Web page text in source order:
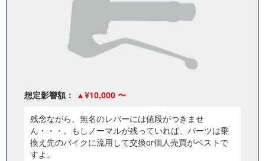
想定影響額：
¥10,000 〜
残念ながら、無名のレバーには値段がつきませ
ん・・・。もしノーマルが残っていれば、パーツは乗
換え先のバイクに流用して交換or個人売買がベストで
すよ。